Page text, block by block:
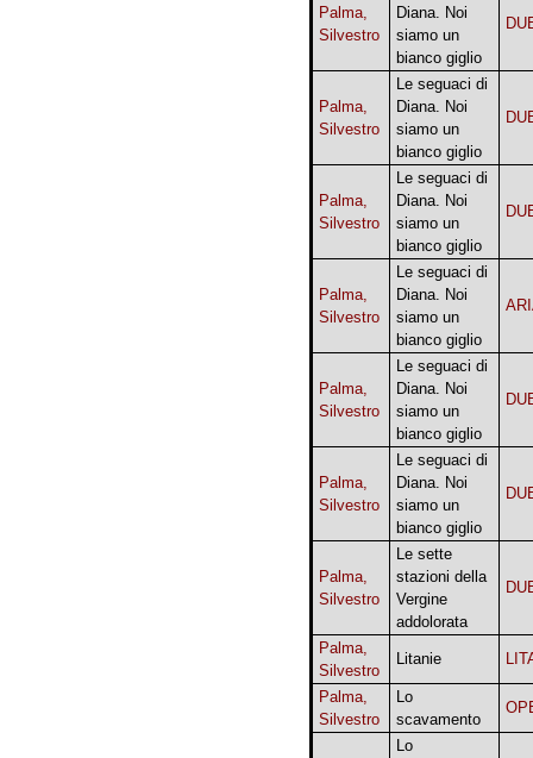
Palma,
Silvestro
Diana. Noi
siamo un
bianco giglio
Palma,
Silvestro
Le seguaci di
Diana. Noi
siamo un
bianco giglio
Palma,
Silvestro
Le seguaci di
Diana. Noi
siamo un
bianco giglio
Palma,
Silvestro
Le seguaci di
Diana. Noi
siamo un
bianco giglio
Palma,
Silvestro
Le seguaci di
Diana. Noi
siamo un
bianco giglio
Palma,
Silvestro
Le seguaci di
Diana. Noi
siamo un
bianco giglio
Palma,
Silvestro
Le sette
stazioni della
Vergine
addolorata
Palma,
Silvestro
Litanie
Palma,
Silvestro
Lo
scavamento
Lo